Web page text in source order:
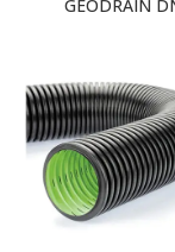
GEODRAIN